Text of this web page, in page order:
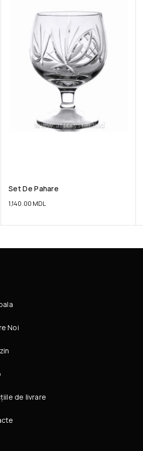
Set De Pahare
1,140.00 MDL
Noi
de livrare